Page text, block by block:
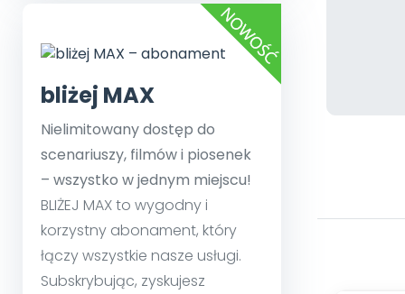
bliżej MAX
Nielimitowany dostęp do
scenariuszy, filmów i piosenek
– wszystko w jednym miejscu!
BLIŻEJ MAX to wygodny i
korzystny abonament, który
łączy wszystkie nasze usługi.
Subskrybując, zyskujesz